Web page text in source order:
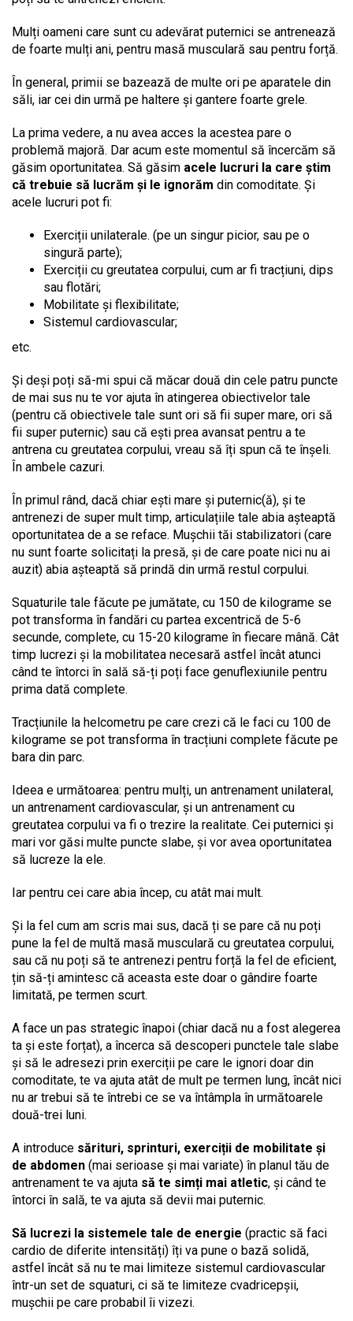
Mulți oameni care sunt cu adevărat puternici se antrenează
de foarte mulți ani, pentru masă musculară sau pentru forță.
În general, primii se bazează de multe ori pe aparatele din
săli, iar cei din urmă pe haltere și gantere foarte grele.
La prima vedere, a nu avea acces la acestea pare o
problemă majoră. Dar acum este momentul să încercăm să
găsim oportunitatea. Să găsim acele lucruri la care știm
că trebuie să lucrăm și le ignorăm din comoditate. Și
acele lucruri pot fi:
Exerciții unilaterale. (pe un singur picior, sau pe o
singură parte);
Exerciții cu greutatea corpului, cum ar fi tracțiuni, dips
sau flotări;
Mobilitate și flexibilitate;
Sistemul cardiovascular;
etc.
Și deși poți să-mi spui că măcar două din cele patru puncte
de mai sus nu te vor ajuta în atingerea obiectivelor tale
(pentru că obiectivele tale sunt ori să fii super mare, ori să
fii super puternic) sau că ești prea avansat pentru a te
antrena cu greutatea corpului, vreau să îți spun că te înșeli.
În ambele cazuri.
În primul rând, dacă chiar ești mare și puternic(ă), și te
antrenezi de super mult timp, articulațiile tale abia așteaptă
oportunitatea de a se reface. Mușchii tăi stabilizatori (care
nu sunt foarte solicitați la presă, și de care poate nici nu ai
auzit) abia așteaptă să prindă din urmă restul corpului.
Squaturile tale făcute pe jumătate, cu 150 de kilograme se
pot transforma în fandări cu partea excentrică de 5-6
secunde, complete, cu 15-20 kilograme în fiecare mână. Cât
timp lucrezi și la mobilitatea necesară astfel încât atunci
când te întorci în sală să-ți poți face genuflexiunile pentru
prima dată complete.
Tracțiunile la helcometru pe care crezi că le faci cu 100 de
kilograme se pot transforma în tracțiuni complete făcute pe
bara din parc.
Ideea e următoarea: pentru mulți, un antrenament unilateral,
un antrenament cardiovascular, și un antrenament cu
greutatea corpului va fi o trezire la realitate. Cei puternici și
mari vor găsi multe puncte slabe, și vor avea oportunitatea
să lucreze la ele.
Iar pentru cei care abia încep, cu atât mai mult.
Și la fel cum am scris mai sus, dacă ți se pare că nu poți
pune la fel de multă masă musculară cu greutatea corpului,
sau că nu poți să te antrenezi pentru forță la fel de eficient,
țin să-ți amintesc că aceasta este doar o gândire foarte
limitată, pe termen scurt.
A face un pas strategic înapoi (chiar dacă nu a fost alegerea
ta și este forțat), a încerca să descoperi punctele tale slabe
și să le adresezi prin exerciții pe care le ignori doar din
comoditate, te va ajuta atât de mult pe termen lung, încât nici
nu ar trebui să te întrebi ce se va întâmpla în următoarele
două-trei luni.
A introduce sărituri, sprinturi, exerciții de mobilitate și
de abdomen (mai serioase și mai variate) în planul tău de
antrenament te va ajuta să te simți mai atletic, și când te
întorci în sală, te va ajuta să devii mai puternic.
Să lucrezi la sistemele tale de energie (practic să faci
cardio de diferite intensități) îți va pune o bază solidă,
astfel încât să nu te mai limiteze sistemul cardiovascular
într-un set de squaturi, ci să te limiteze cvadricepșii,
mușchii pe care probabil îi vizezi.